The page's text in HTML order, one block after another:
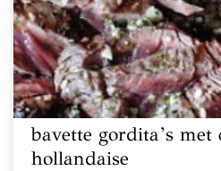
bavette gordita’s met
hollandaise